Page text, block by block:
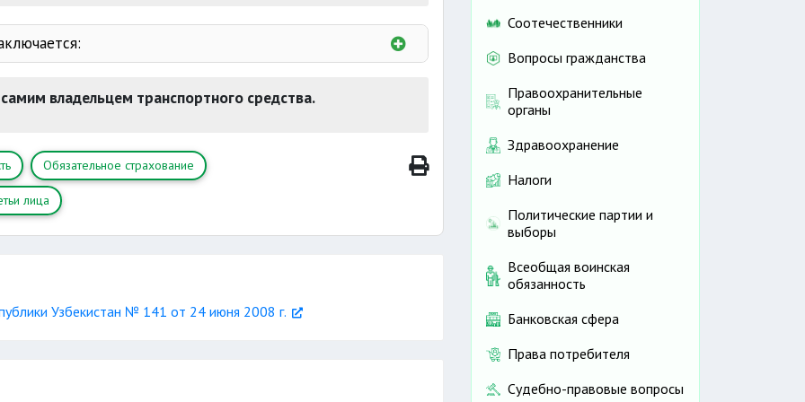
груза
убытков
владельцем транспортного средства.
Обязательное страхование
лица
Узбекистан № 141 от 24 июня 2008 г.
Соотечественники
Вопросы гражданства
Правоохранительные
органы
Здравоохранение
Налоги
Политические партии и
выборы
Всеобщая воинская
обязанность
Банковская сфера
Права потребителя
Судебно-правовые вопросы